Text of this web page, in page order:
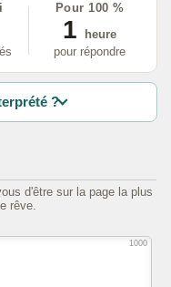
Pour 100 %
1
heure
pour répondre
?
d'être sur la page la plus
rêve.
1000